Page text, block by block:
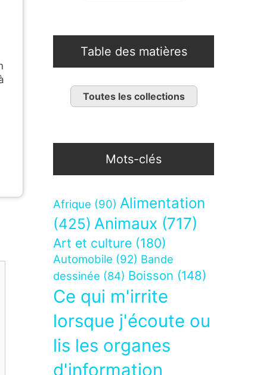
Table des matières
Toutes les collections
Mots-clés
Afrique (90) Alimentation
(425) Animaux (717)
Art et culture (180)
Automobile (92) Bande
dessinée (84) Boisson (148)
Ce qui m'irrite
lorsque j'écoute ou
lis les organes
d'information